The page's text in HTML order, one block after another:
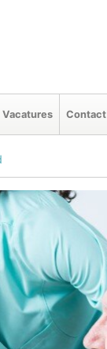
Vacatures Contact